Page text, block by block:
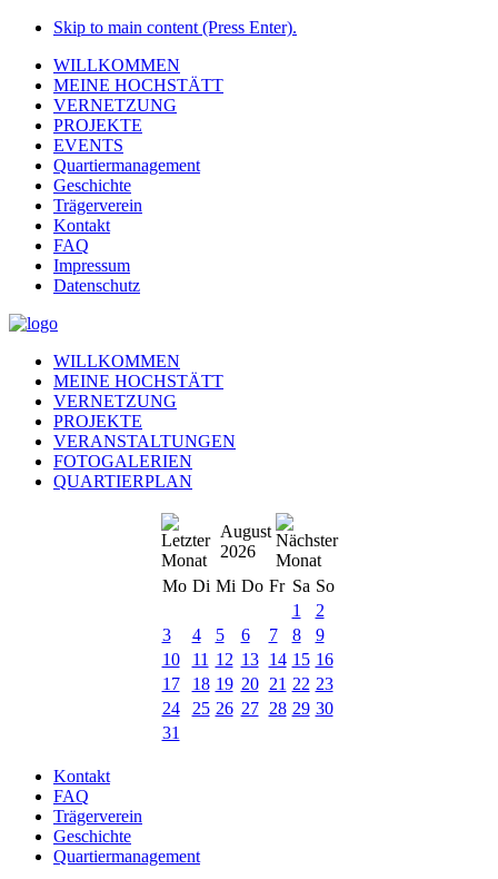
Skip to main content (Press Enter).
WILLKOMMEN
MEINE HOCHSTÄTT
VERNETZUNG
PROJEKTE
EVENTS
Quartiermanagement
Geschichte
Trägerverein
Kontakt
FAQ
Impressum
Datenschutz
WILLKOMMEN
MEINE HOCHSTÄTT
VERNETZUNG
PROJEKTE
VERANSTALTUNGEN
FOTOGALERIEN
QUARTIERPLAN
August
2026
Mo Di Mi Do Fr Sa So
1
2
3
4 5 6 7 8
9
10
11 12 13 14 15 16
17
18 19 20 21 22 23
24
25 26 27 28 29 30
31
Kontakt
FAQ
Trägerverein
Geschichte
Quartiermanagement